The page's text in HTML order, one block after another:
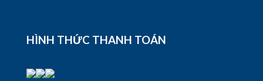
HÌNH THỨC THANH TOÁN